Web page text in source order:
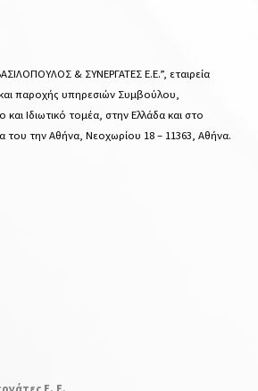
& ΣΥΝΕΡΓΑΤΕΣ Ε.Ε.”, εταιρεία
παροχής υπηρεσιών Συμβούλου,
Ιδιωτικό τομέα, στην Ελλάδα και στο
του την Αθήνα, Νεοχωρίου 18 – 11363, Αθήνα.